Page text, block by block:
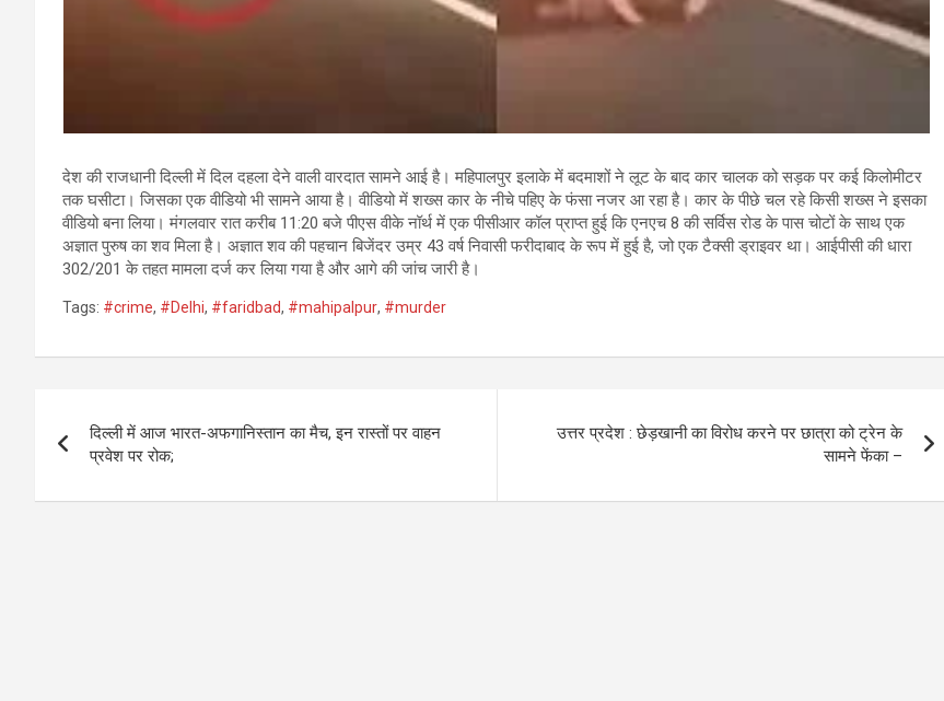
देश की राजधानी दिल्ली में दिल दहला देने वाली वारदात सामने आई है। महिपालपुर इलाके में बदमाशों ने लूट के बाद कार चालक को सड़क पर कई किलोमीटर
तक घसीटा। जिसका एक वीडियो भी सामने आया है। वीडियो में शख्स कार के नीचे पहिए के फंसा नजर आ रहा है। कार के पीछे चल रहे किसी शख्स ने इसका
वीडियो बना लिया। मंगलवार रात करीब 11:20 बजे पीएस वीके नॉर्थ में एक पीसीआर कॉल प्राप्त हुई कि एनएच 8 की सर्विस रोड के पास चोटों के साथ एक
अज्ञात पुरुष का शव मिला है। अज्ञात शव की पहचान बिजेंदर उम्र 43 वर्ष निवासी फरीदाबाद के रूप में हुई है, जो एक टैक्सी ड्राइवर था। आईपीसी की धारा
302/201 के तहत मामला दर्ज कर लिया गया है और आगे की जांच जारी है।
Tags: #crime, #Delhi, #faridbad, #mahipalpur, #murder
navigation
दिल्ली में आज भारत-अफगानिस्तान का मैच, इन रास्तों पर वाहन
प्रवेश पर रोक;
उत्तर प्रदेश : छेड़खानी का विरोध करने पर छात्रा को ट्रेन के
सामने फेंका –